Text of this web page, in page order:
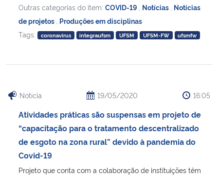
Outras categorias do item: COVID-19 Notícias Notícias
de projetos Produções em disciplinas
Tags:
coronavirus integraufsm UFSM UFSM-FW ufsmfw
Notícia 19/05/2020 16:05
Atividades práticas são suspensas em projeto de
“capacitação para o tratamento descentralizado
de esgoto na zona rural” devido à pandemia do
Covid-19
Projeto que conta com a colaboração de instituições têm